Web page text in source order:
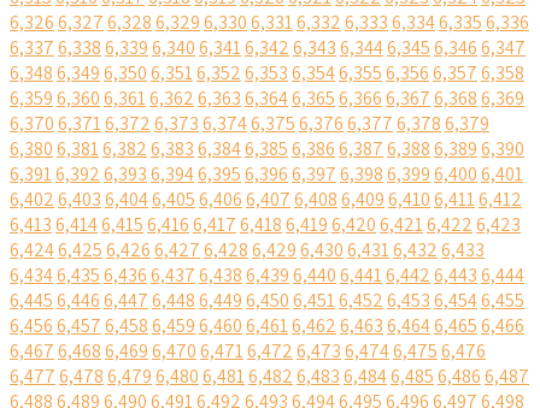
6,3266,3276,3286,3296,3306,3316,3326,3336,3346,3356,336
6,3376,3386,3396,3406,3416,3426,3436,3446,3456,3466,347
6,3486,3496,3506,3516,3526,3536,3546,3556,3566,3576,358
6,3596,3606,3616,3626,3636,3646,3656,3666,3676,3686,369
6,3706,3716,3726,3736,3746,3756,3766,3776,3786,379
6,3806,3816,3826,3836,3846,3856,3866,3876,3886,3896,390
6,3916,3926,3936,3946,3956,3966,3976,3986,3996,4006,401
6,4026,4036,4046,4056,4066,4076,4086,4096,4106,4116,412
6,4136,4146,4156,4166,4176,4186,4196,4206,4216,4226,423
6,4246,4256,4266,4276,4286,4296,4306,4316,4326,433
6,4346,4356,4366,4376,4386,4396,4406,4416,4426,4436,444
6,4456,4466,4476,4486,4496,4506,4516,4526,4536,4546,455
6,4566,4576,4586,4596,4606,4616,4626,4636,4646,4656,466
6,4676,4686,4696,4706,4716,4726,4736,4746,4756,476
6,4776,4786,4796,4806,4816,4826,4836,4846,4856,4866,487
6,4886,4896,4906,4916,4926,4936,4946,4956,4966,4976,498